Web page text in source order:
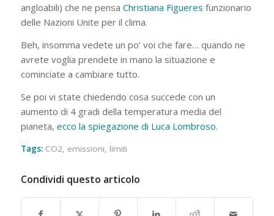
angloabili) che ne pensa Christiana Figueres funzionario
delle Nazioni Unite per il clima.
Beh, insomma vedete un po’ voi che fare… quando ne
avrete voglia prendete in mano la situazione e
cominciate a cambiare tutto.
Se poi vi state chiedendo cosa succede con un
aumento di 4 gradi della temperatura media del
pianeta, ecco la spiegazione di Luca Lombroso.
Tags: CO2, emissioni, limiti
Condividi questo articolo